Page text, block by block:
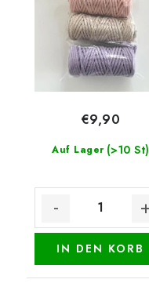
Auf Lager (>10 St)
€9,90
IN DEN KORB